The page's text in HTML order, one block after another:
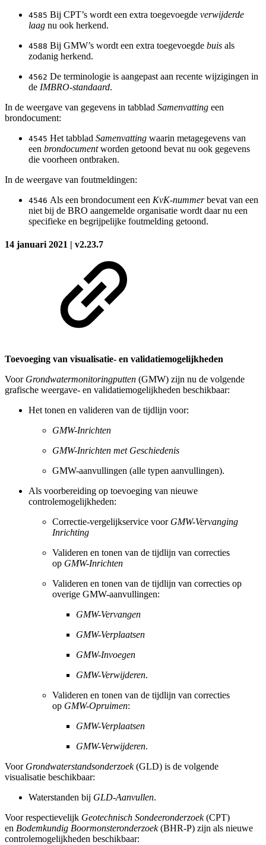
4585 Bij CPT’s wordt een extra toegevoegde verwijderde
laag nu ook herkend.
4588 Bij GMW’s wordt een extra toegevoegde buis als
zodanig herkend.
4562 De terminologie is aangepast aan recente wijzigingen in
de IMBRO-standaard.
In de weergave van gegevens in tabblad Samenvatting een
brondocument:
4545 Het tabblad Samenvatting waarin metagegevens van
een brondocumentworden getoond bevat nu ook gegevens
die voorheen ontbraken.
In de weergave van foutmeldingen:
4546 Als een brondocument een KvK-nummerbevat van een
niet bij de BRO aangemelde organisatie wordt daar nu een
specifieke en begrijpelijke foutmelding getoond.
14 januari 2021 | v2.23.7
Toevoeging van visualisatie- en validatiemogelijkheden
Voor Grondwatermonitoringputten (GMW) zijn nu de volgende
grafische weergave- en validatiemogelijkheden beschikbaar:
Het tonen en valideren van de tijdlijn voor:
GMW-Inrichten
GMW-Inrichten met Geschiedenis
GMW-aanvullingen (alle typen aanvullingen).
Als voorbereiding op toevoeging van nieuwe
controlemogelijkheden:
Correctie-vergelijkservice voor GMW-Vervanging
Inrichting
Valideren en tonen van de tijdlijn van correcties
op GMW-Inrichten
Valideren en tonen van de tijdlijn van correcties op
overige GMW-aanvullingen:
GMW-Vervangen
GMW-Verplaatsen
GMW-Invoegen
GMW-Verwijderen.
Valideren en tonen van de tijdlijn van correcties
op GMW-Opruimen:
GMW-Verplaatsen
GMW-Verwijderen.
Voor Grondwaterstandsonderzoek(GLD) is de volgende
visualisatie beschikbaar:
Waterstanden bij GLD-Aanvullen.
Voor respectievelijk Geotechnisch Sondeeronderzoek(CPT)
en Bodemkundig Boormonsteronderzoek(BHR-P) zijn als nieuwe
controlemogelijkheden beschikbaar: